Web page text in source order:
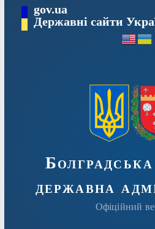
Перейтиgov.ua
Державні сайти
державна
Офіційний